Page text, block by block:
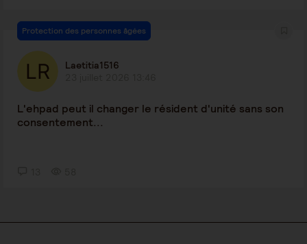
Protection des personnes âgées
Laetitia1516
L'ehpad peut il changer le résident d'unité sans son
consentement...